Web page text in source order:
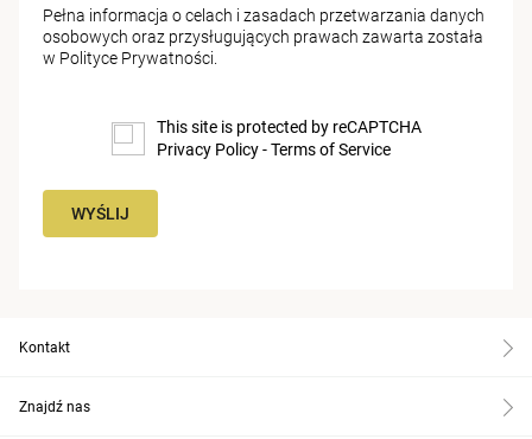
Pełna informacja o celach i zasadach przetwarzania danych
osobowych oraz przysługujących prawach zawarta została
w Polityce Prywatności
This site is protected by reCAPTCHA
Privacy Policy-Terms of Service
WYŚLIJ
Kontakt
Znajdź nas